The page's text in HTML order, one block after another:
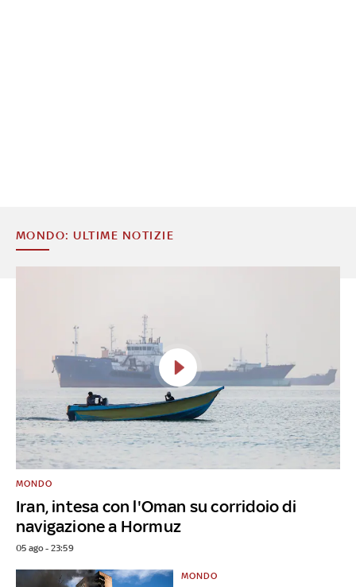
MONDO: ULTIME NOTIZIE
Iran, intesa con l'Oman su corridoio di
navigazione a Hormuz
MONDO
05 ago - 23:59
MONDO